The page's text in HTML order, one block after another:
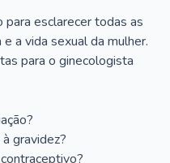
esclarecer todas as
a vida sexual da mulher.
para o ginecologista
gravidez?